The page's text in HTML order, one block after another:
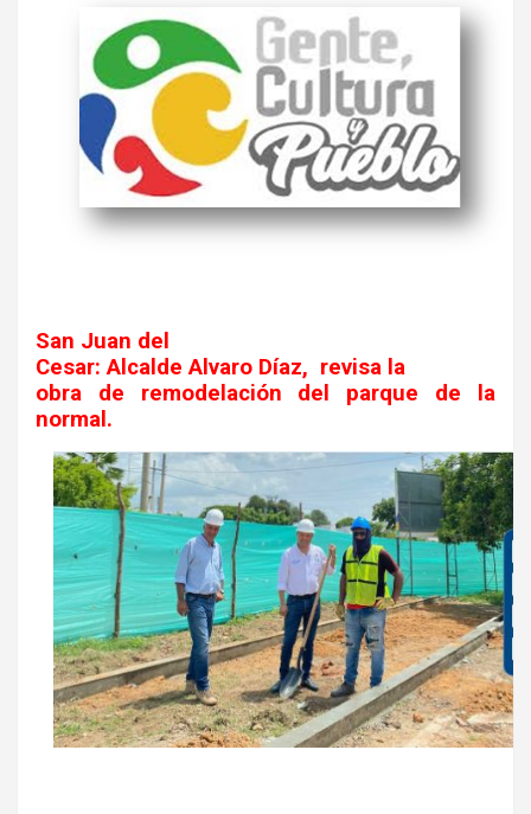
San Juan del
Cesar: Alcalde Alvaro Díaz, revisa la
obra de remodelación del parque de la
normal.